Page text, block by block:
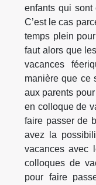
enfants qui sont
C’est le cas
temps plein
faut alors que
vacances
manière que ce
aux parents
en colloque de
faire passer de
avez la
vacances avec
colloques de
pour faire